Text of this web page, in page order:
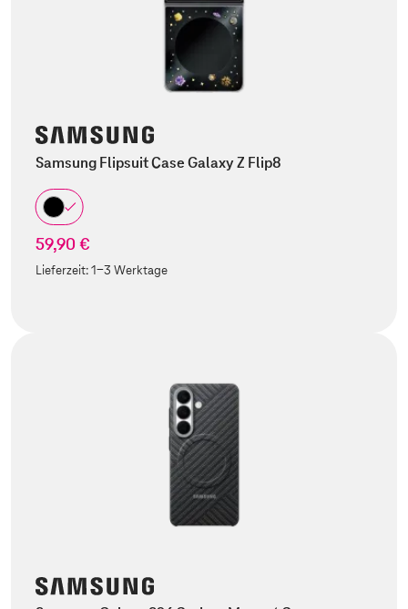
Samsung Flipsuit Case Galaxy Z Flip8
59,90 €
Lieferzeit:1-3 Werktage